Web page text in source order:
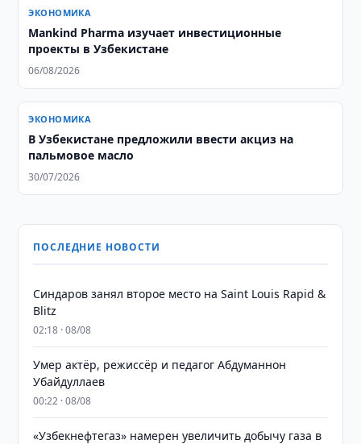
ЭКОНОМИКА
Mankind Pharma изучает инвестиционные
проекты в Узбекистане
06/08/2026
ЭКОНОМИКА
В Узбекистане предложили ввести акциз на
пальмовое масло
30/07/2026
ПОСЛЕДНИЕ НОВОСТИ
Синдаров занял второе место на Saint Louis Rapid &
Blitz
02:18 · 08/08
Умер актёр, режиссёр и педагог Абдуманнон
Убайдуллаев
00:22 · 08/08
«Узбекнефтегаз» намерен увеличить добычу газа в